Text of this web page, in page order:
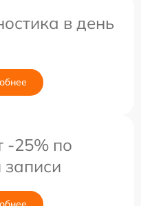
в день
-25% по